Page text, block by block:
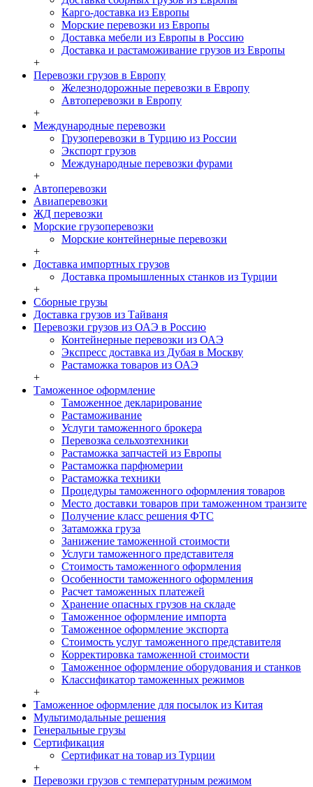
Карго-доставка из Европы
Морские перевозки из Европы
Доставка мебели из Европы в Россию
Доставка и растаможивание грузов из Европы
+
Перевозки грузов в Европу
Железнодорожные перевозки в Европу
Автоперевозки в Европу
+
Международные перевозки
Грузоперевозки в Турцию из России
Экспорт грузов
Международные перевозки фурами
+
Автоперевозки
Авиаперевозки
ЖД перевозки
Морские грузоперевозки
Морские контейнерные перевозки
+
Доставка импортных грузов
Доставка промышленных станков из Турции
+
Сборные грузы
Доставка грузов из Тайваня
Перевозки грузов из ОАЭ в Россию
Контейнерные перевозки из ОАЭ
Экспресс доставка из Дубая в Москву
Растаможка товаров из ОАЭ
+
Таможенное оформление
Таможенное декларирование
Растаможивание
Услуги таможенного брокера
Перевозка сельхозтехники
Растаможка запчастей из Европы
Растаможка парфюмерии
Растаможка техники
Процедуры таможенного оформления товаров
Место доставки товаров при таможенном транзите
Получение класс решения ФТС
Затаможка груза
Занижение таможенной стоимости
Услуги таможенного представителя
Стоимость таможенного оформления
Особенности таможенного оформления
Расчет таможенных платежей
Хранение опасных грузов на складе
Таможенное оформление импорта
Таможенное оформление экспорта
Стоимость услуг таможенного представителя
Корректировка таможенной стоимости
Таможенное оформление оборудования и станков
Классификатор таможенных режимов
+
Таможенное оформление для посылок из Китая
Мультимодальные решения
Генеральные грузы
Сертификация
Сертификат на товар из Турции
+
Перевозки грузов с температурным режимом